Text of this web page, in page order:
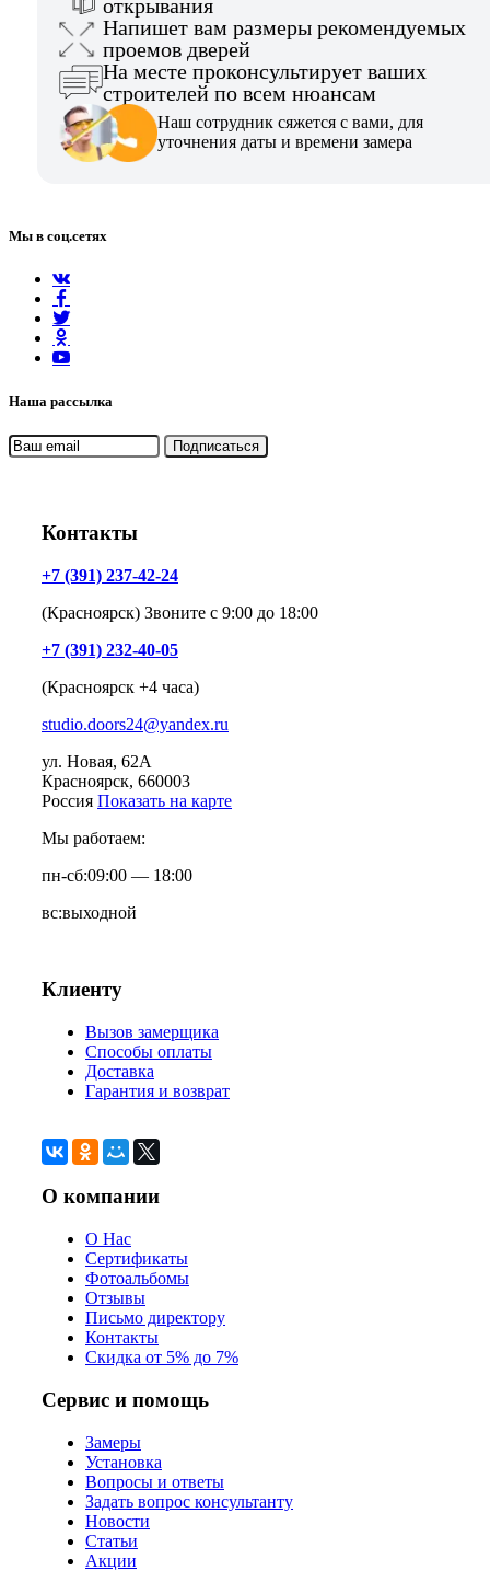
открывания
Напишет вам размеры рекомендуемых
проемов дверей
На месте проконсультирует ваших
строителей по всем нюансам
Наш сотрудник сяжется с вами, для
уточнения даты и времени замера
Мы в соц.сетях
Наша рассылка
Контакты
+7 (391) 237-42-24
(Красноярск) Звоните с 9:00 до 18:00
+7 (391) 232-40-05
(Красноярск +4 часа)
studio.doors24@yandex.ru
ул. Новая, 62А
Красноярск, 660003
Россия Показать на карте
Мы работаем:
пн-сб:09:00 — 18:00
вс:выходной
Клиенту
Вызов замерщика
Способы оплаты
Доставка
Гарантия и возврат
О компании
О Нас
Сертификаты
Фотоальбомы
Отзывы
Письмо директору
Контакты
Скидка от 5% до 7%
Сервис и помощь
Замеры
Установка
Вопросы и ответы
Задать вопрос консультанту
Новости
Статьи
Акции